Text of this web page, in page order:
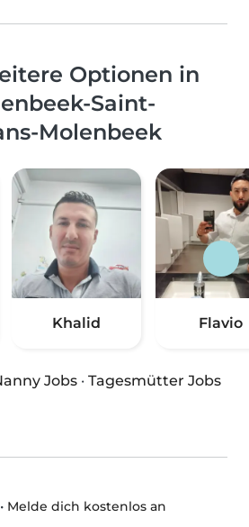
Optionen in
Saint-
Molenbeek
Khalid Flavio
Jobs · Tagesmütter Jobs
• Melde dich kostenlos an